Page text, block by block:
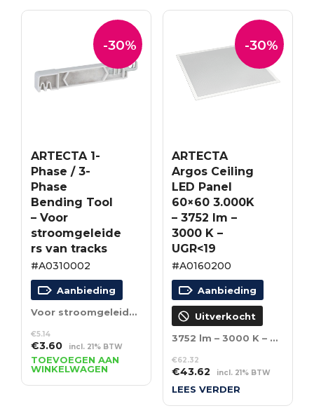
-30%
ARTECTA 1-
Phase / 3-
Phase
Bending Tool
– Voor
stroomgeleide
rs van tracks
#A0310002
Aanbieding
Voor stroomgeleiders van tracks
€5.14
Oorspronkelijke
prijs
was:
€5.14.
€3.60Huidige
prijs
is:
€3.60.
incl. 21% BTW
TOEVOEGEN AAN
WINKELWAGEN
-30%
ARTECTA
Argos Ceiling
LED Panel
60×60 3.000K
– 3752 lm –
3000 K –
UGR<19
#A0160200
Aanbieding
Uitverkocht
3752 lm – 3000 K – UGR<19
€62.32
Oorspronkelijke
prijs
€43.62 Huidige
prijs
incl. 21% BTW
LEES VERDER